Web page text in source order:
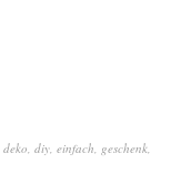
deko, diy, einfach, geschenk,